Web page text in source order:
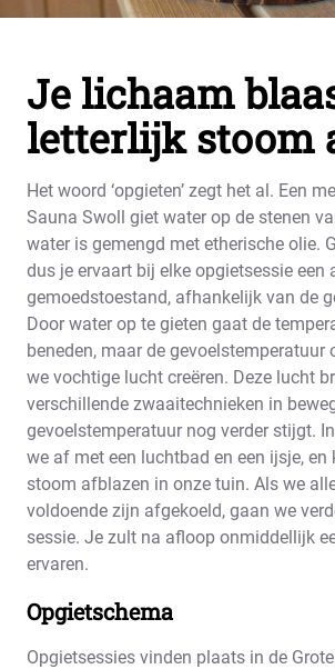
Je lichaam
letterlijk stoom
Het woord ‘opgieten’ zegt het al. Een
Sauna Swoll giet water op de stenen
water is gemengd met etherische olie.
dus je ervaart bij elke opgietsessie een
gemoedstoestand, afhankelijk van de
Door water op te gieten gaat de
beneden, maar de
we vochtige lucht creëren. Deze lucht
verschillende zwaaitechnieken in
gevoelstemperatuur nog verder stijgt.
we af met een luchtbad en een ijsje, en
stoom afblazen in onze tuin. Als we
voldoende zijn afgekoeld, gaan we
sessie. Je zult na afloop onmiddellijk
ervaren.
Opgietschema
Opgietsessies vinden plaats in de